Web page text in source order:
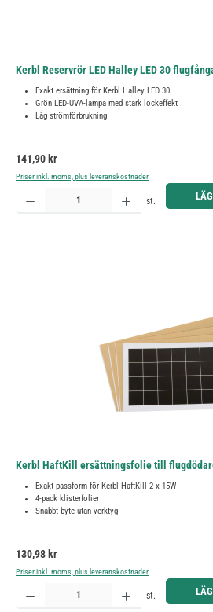
Kerbl Reservrör LED Halley LED 30
Exakt ersättning för Kerbl Halley LED 30
Grön LED-UVA-lampa med stark lockeffekt
Låg strömförbrukning
Ordinarie pris:
141,90 kr
Priser inkl. moms, plus leveranskostnader
Produktkvantitet: Ange önskat belopp eller använd
st.
Kerbl HaftKill ersättningsfolie till
Exakt passform för Kerbl HaftKill 2 x 15W
4-pack klisterfolier
Snabbt byte utan verktyg
Ordinarie pris:
130,98 kr
Priser inkl. moms, plus leveranskostnader
Produktkvantitet: Ange önskat belopp eller använd
st.